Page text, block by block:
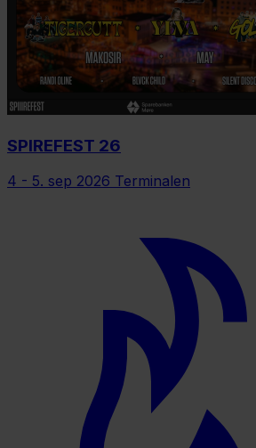
SPIREFEST 26
4 - 5. sep 2026 Terminalen